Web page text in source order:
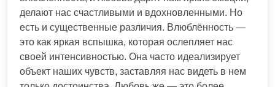
делают нас счастливыми и вдохновленными. Но
есть и существенные различия. Влюблённость —
это как яркая вспышка, которая ослепляет нас
своей интенсивностью. Она часто идеализирует
объект наших чувств, заставляя нас видеть в нем